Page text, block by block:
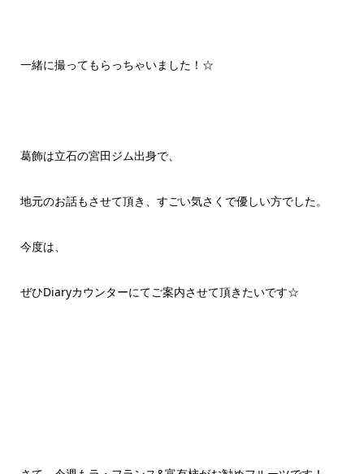
一緒に撮ってもらっちゃいました！☆
葛飾は立石の宮田ジム出身で、
地元のお話もさせて頂き、すごい気さくで優しい方でした。
今度は、
ぜひDiaryカウンターにてご案内させて頂きたいです☆